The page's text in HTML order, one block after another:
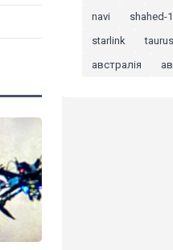
navi
shahed-
starlink
taurus
австралія